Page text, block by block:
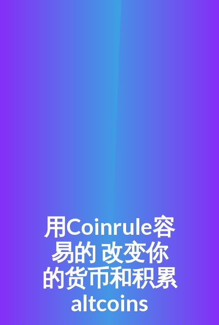
用Coinrule容
易的 改变你
的货币和积累
altcoins